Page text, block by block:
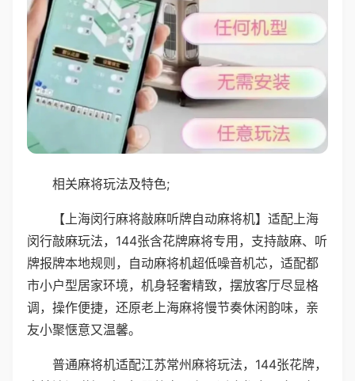
相关麻将玩法及特色;
【上海闵行麻将敲麻听牌自动麻将机】适配上海
闵行敲麻玩法，144张含花牌麻将专用，支持敲麻、听
牌报牌本地规则，自动麻将机超低噪音机芯，适配都
市小户型居家环境，机身轻奢精致，摆放客厅尽显格
调，操作便捷，还原老上海麻将慢节奏休闲韵味，亲
友小聚惬意又温馨。
普通麻将机适配江苏常州麻将玩法，144张花牌，